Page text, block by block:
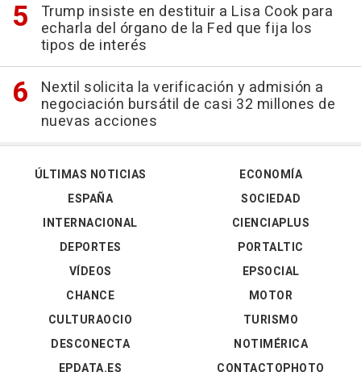
Trump insiste en destituir a Lisa Cook para
echarla del órgano de la Fed que fija los
tipos de interés
Nextil solicita la verificación y admisión a
negociación bursátil de casi 32 millones de
nuevas acciones
ÚLTIMAS NOTICIAS
ESPAÑA
INTERNACIONAL
DEPORTES
VÍDEOS
ECONOMÍA
SOCIEDAD
CIENCIAPLUS
PORTALTIC
EPSOCIAL
CHANCE
CULTURAOCIO
DESCONECTA
EPDATA.ES
MOTOR
TURISMO
NOTIMÉRICA
CONTACTOPHOTO